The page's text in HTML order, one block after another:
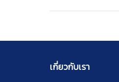
เกี่ยวกับเรา